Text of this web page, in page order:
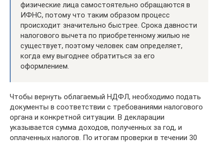
физические лица самостоятельно обращаются в
ИФНС, потому что таким образом процесс
происходит значительно быстрее. Срока давности
налогового вычета по приобретенному жилью не
существует, поэтому человек сам определяет,
когда ему выгоднее обратиться за его
оформлением.
Чтобы вернуть облагаемый НДФЛ, необходимо подать
документы в соответствии с требованиями налогового
органа и конкретной ситуации. В декларации
указывается сумма доходов, полученных за год, и
оплаченных налогов. По итогам проверки в течении 30